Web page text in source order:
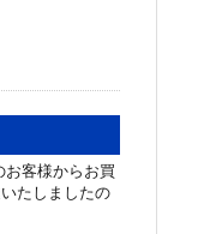
客様からお買
たしましたの